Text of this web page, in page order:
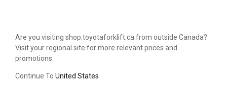
Are you visiting shop.toyotaforklift.ca from outside Canada?
Visit your regional site for more relevant prices and
promotions
Continue To United States